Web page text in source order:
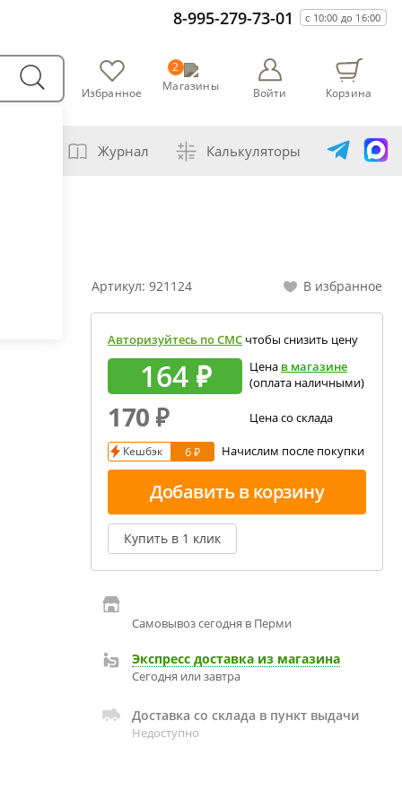
8-995-279-73-01 с 10:00 до 16:00
Избранное Магазины
2
Войти
Корзина
Журнал Калькуляторы
перегонка спирта-сырца
сахара глюкозой (декстрозой)
абсолютного спирта и отбора голов
показаний ареометра
и испарение сусла
алкоголя в пиве
В избранное
Артикул: 921124
Авторизуйтесь по СМС чтобы снизить цену
164 ₽ Цена в магазине
(оплата наличными)
170 ₽ Цена со склада
Кешбэк 6 ₽ Начислим после покупки
Добавить в корзину
Купить в 1 клик
Самовывоз сегодня в Перми
Экспресс доставка из магазина
Сегодня или завтра
Доставка со склада в пункт выдачи
Недоступно